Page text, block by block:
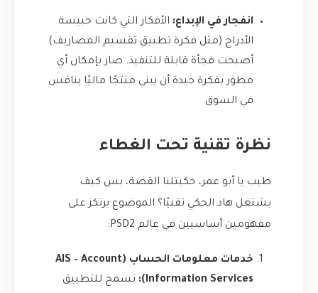
انفجار في الإبداع: الأفكار التي كانت حبيسة
الأدراج (مثل فكرة تطبيق تقسيم المصاريف)
أصبحت فجأة قابلة للتنفيذ. صار بإمكان أي
مطور بفكرة جيدة أن يبني منتجًا ماليًا ينافس
في السوق.
نظرة تقنية تحت الغطاء
طيب يا أبو عمر، حكيتلنا القصة، بس كيف
بشتغل هاد الحكي تقنيًا؟ الموضوع يرتكز على
مفهومين أساسيين في عالم PSD2:
خدمات معلومات الحساب (AIS – Account
Information Services):
تسمح للتطبيق